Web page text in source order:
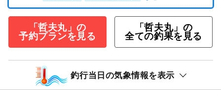
「哲夫丸」の
予約プランを見る
「哲夫丸」の
全ての釣果を見る
釣行当日の気象情報を表示